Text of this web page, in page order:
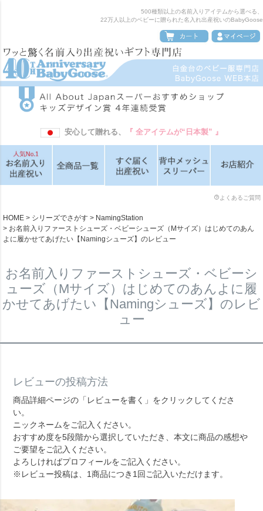
500種類以上の名前入りアイテムから選べる、
22万人以上のベビーに贈られた名入れ出産祝いのBabyGoose
安心して贈れる、 『 全アイテムが“日本製” 』
よくあるご質問
HOME シリーズでさがす
NamingStation
お名前入りファーストシューズ・ベビーシューズ（Mサイズ）はじめてのあん
よに履かせてあげたい【Namingシューズ】のレビュー
お名前入りファーストシューズ・ベビーシ
ューズ（Mサイズ）はじめてのあんよに履
かせてあげたい【Namingシューズ】のレビ
ュー
レビューの投稿方法
商品詳細ページの「レビューを書く」をクリックしてくださ
い。
ニックネームをご記入ください。
おすすめ度を5段階から選択していただき、本文に商品の感想や
ご要望をご記入ください。
よろしければプロフィールをご記入ください。
※レビュー投稿は、1商品につき1回ご記入いただけます。